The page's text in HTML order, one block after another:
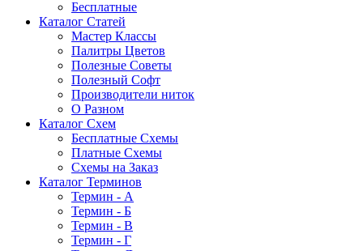
Бесплатные
Каталог Статей
Мастер Классы
Палитры Цветов
Полезные Советы
Полезный Софт
Производители ниток
О Разном
Каталог Схем
Бесплатные Схемы
Платные Схемы
Схемы на Заказ
Каталог Терминов
Термин - А
Термин - Б
Термин - В
Термин - Г